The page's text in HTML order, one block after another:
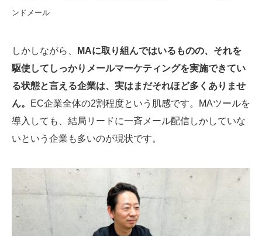
ンドメール
しかしながら、
MAに取り組んではいるものの、それを
駆使してしっかりメールマーケティングを実施できてい
る状態と言える企業は、実はまだそれほど多くありませ
ん。
EC企業全体の2割程度という肌感です。MAツールを
導入しても、結局リードに一斉メール配信しかしていな
いという企業も多いのが現状です。